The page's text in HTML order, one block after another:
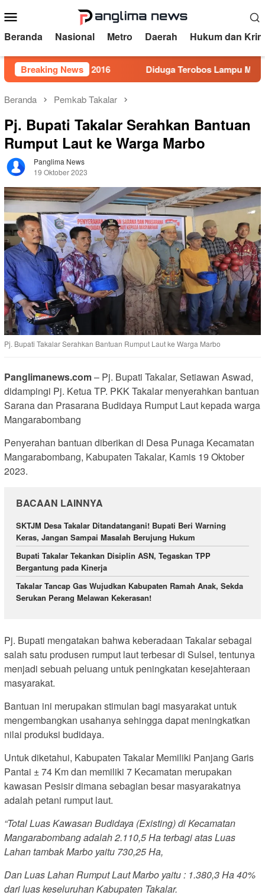
ke
kontenMobile
Beranda Nasional Metro Daerah Hukum dan
Breaking News
5 Tahun 2016 Diduga Terobos Lampu Merah,
Beranda Pemkab Takalar
Pj. Bupati Takalar Serahkan Bantuan
Rumput Laut ke Warga Marbo
Panglima News
19 Oktober 2023
Pj. Bupati Takalar Serahkan Bantuan Rumput Laut ke Warga Marbo
Panglimanews.com– Pj. Bupati Takalar, Setiawan Aswad,
didampingi Pj. Ketua TP. PKK Takalar menyerahkan bantuan
Sarana dan Prasarana Budidaya Rumput Laut kepada warga
Mangarabombang
Penyerahan bantuan diberikan di Desa Punaga Kecamatan
Mangarabombang, Kabupaten Takalar, Kamis 19 Oktober
2023.
BACAAN LAINNYA
SKTJM Desa Takalar Ditandatangani! Bupati Beri Warning
Keras, Jangan Sampai Masalah Berujung Hukum
Bupati Takalar Tekankan Disiplin ASN, Tegaskan TPP
Bergantung pada Kinerja
Takalar Tancap Gas Wujudkan Kabupaten Ramah Anak, Sekda
Serukan Perang Melawan Kekerasan!
Pj. Bupati mengatakan bahwa keberadaan Takalar sebagai
salah satu produsen rumput laut terbesar di Sulsel, tentunya
menjadi sebuah peluang untuk peningkatan kesejahteraan
masyarakat.
Bantuan ini merupakan stimulan bagi masyarakat untuk
mengembangkan usahanya sehingga dapat meningkatkan
nilai produksi budidaya.
Untuk diketahui, Kabupaten Takalar Memiliki Panjang Garis
Pantai ± 74 Km dan memiliki 7 Kecamatan merupakan
kawasan Pesisir dimana sebagian besar masyarakatnya
adalah petani rumput laut.
“Total Luas Kawasan Budidaya (Existing) di Kecamatan
Mangarabombang adalah 2.110,5 Ha terbagi atas Luas
Lahan tambak Marbo yaitu 730,25 Ha,
Dan Luas Lahan Rumput Laut Marbo yaitu : 1.380,3 Ha 40%
dari luas keseluruhan Kabupaten Takalar.